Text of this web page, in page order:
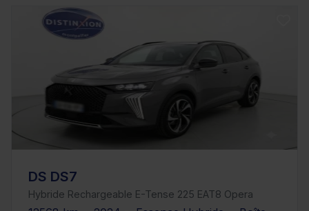
DS DS7
Hybride Rechargeable E-Tense 225 EAT8 Opera